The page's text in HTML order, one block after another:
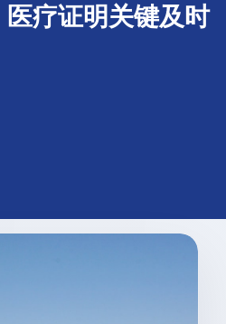
疗证明关键及时